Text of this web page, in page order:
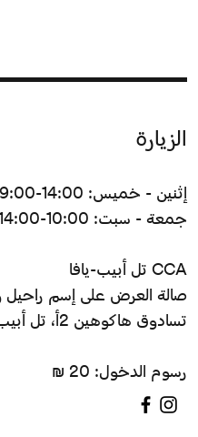
الزيارة
إثنين - خميس: 14:00-19:00
جمعة - سبت: 10:00-14:00
CCA تل أبيب-يافا
صالة العرض على إسم راحيل
تسادوق هاكوهين 2أ، تل أبيب-يافا
رسوم الدخول: 20 ₪